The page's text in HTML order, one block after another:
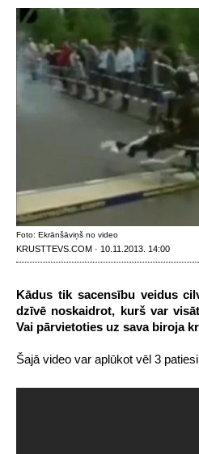
Foto: Ekrānšāviņš no video
KRUSTTEVS.COM · 10.11.2013. 14:00
Kādus tik sacensību veidus
dzīvē noskaidrot, kurš var
Vai pārvietoties uz sava biroja
Šajā video var aplūkot vēl 3